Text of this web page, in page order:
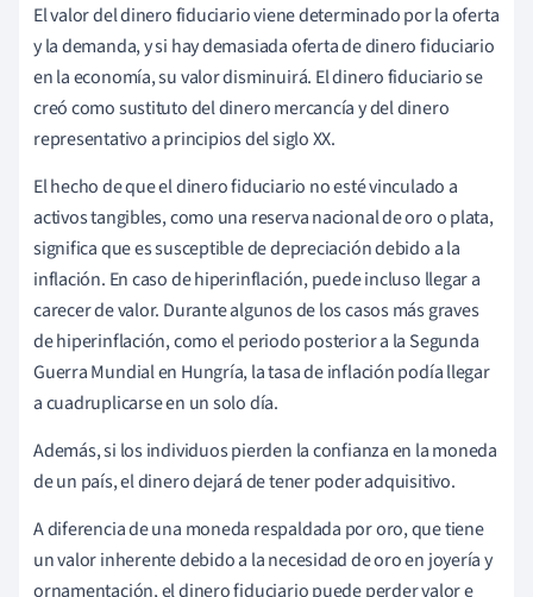
El valor del dinero fiduciario viene determinado por la oferta
y la demanda, y si hay demasiada oferta de dinero fiduciario
en la economía, su valor disminuirá. El dinero fiduciario se
creó como sustituto del dinero mercancía y del dinero
representativo a principios del siglo XX.
El hecho de que el dinero fiduciario no esté vinculado a
activos tangibles, como una reserva nacional de oro o plata,
significa que es susceptible de depreciación debido a la
inflación. En caso de hiperinflación, puede incluso llegar a
carecer de valor. Durante algunos de los casos más graves
de hiperinflación, como el periodo posterior a la Segunda
Guerra Mundial en Hungría, la tasa de inflación podía llegar
a cuadruplicarse en un solo día.
Además, si los individuos pierden la confianza en la moneda
de un país, el dinero dejará de tener poder adquisitivo.
A diferencia de una moneda respaldada por oro, que tiene
un valor inherente debido a la necesidad de oro en joyería y
ornamentación, el dinero fiduciario puede perder valor e